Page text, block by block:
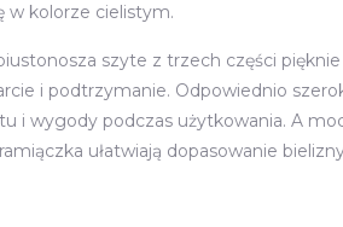
w kolorze cielistym.
szyte z trzech części
i podtrzymanie. Odpowiednio
i wygody podczas użytkowania. A
ułatwiają dopasowanie